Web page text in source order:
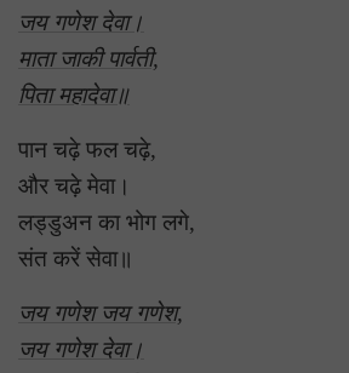
जय गणेश देवा।
माता जाकी पार्वती,
पिता महादेवा॥
पान चढ़े फल चढ़े,
और चढ़े मेवा।
लड्डुअन का भोग लगे,
संत करें सेवा॥
जय गणेश जय गणेश,
जय गणेश देवा।